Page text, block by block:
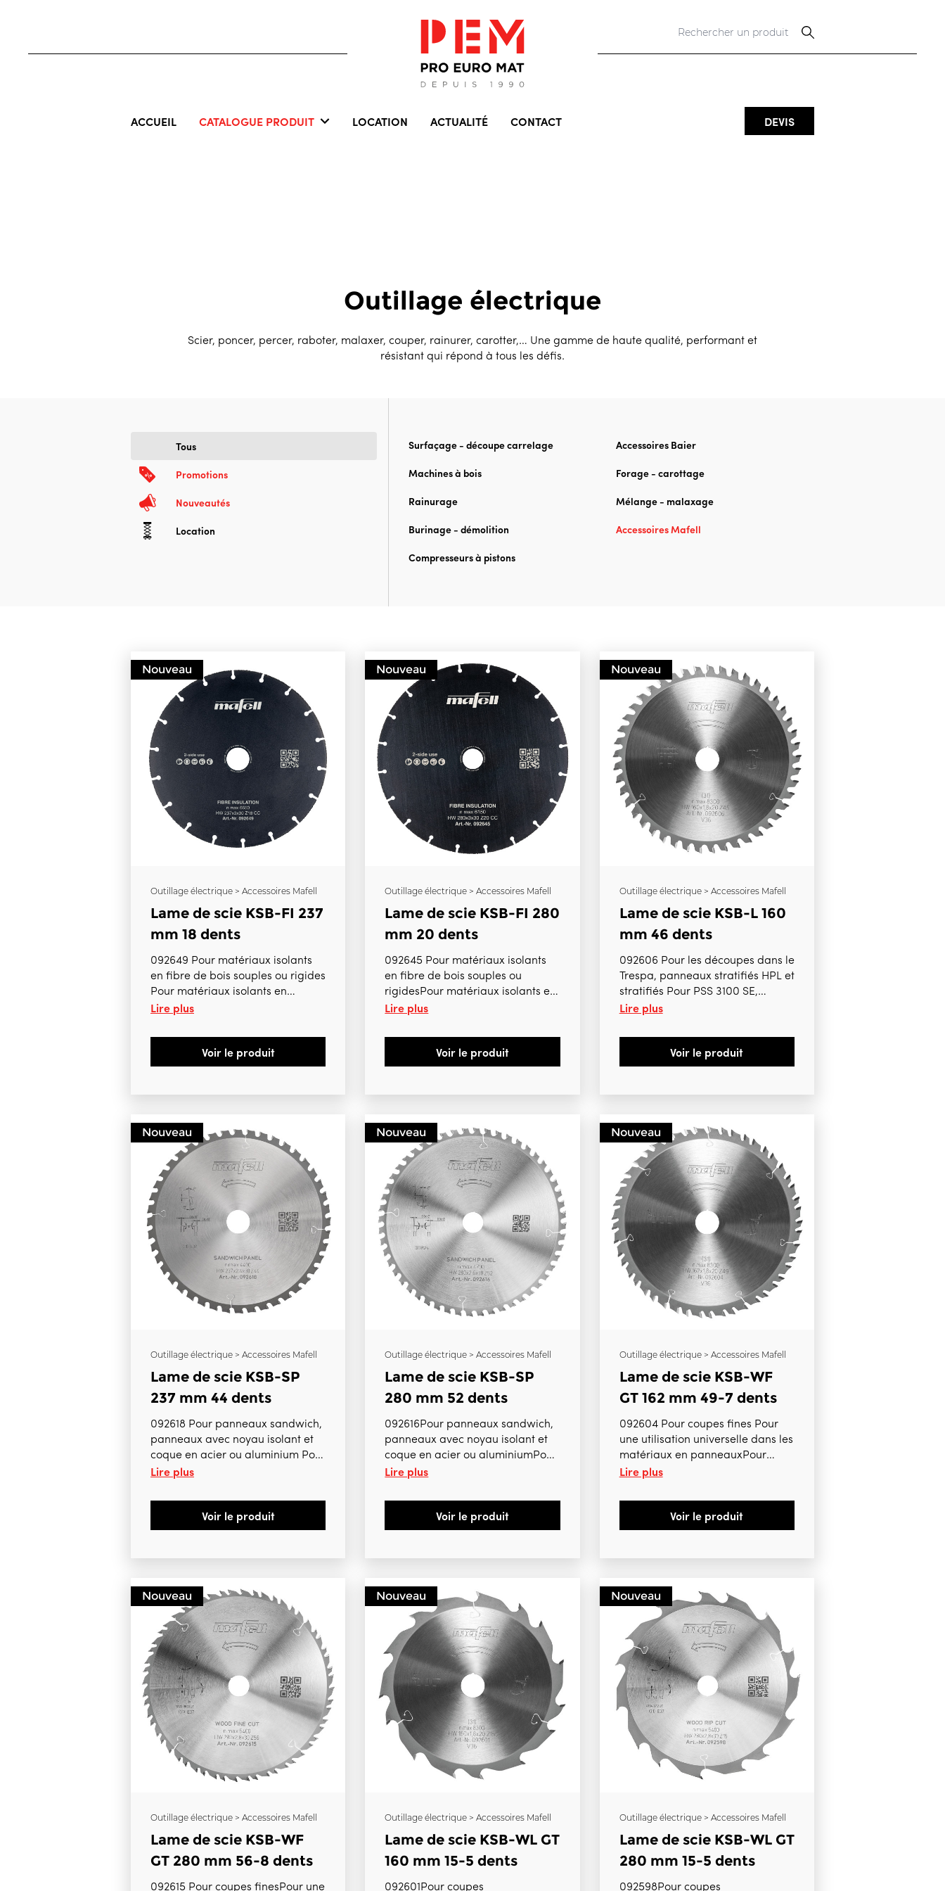
ACCUEIL CATALOGUE PRODUIT LOCATION ACTUALITÉ CONTACT DEVIS
Outillage électrique
Scier, poncer, percer, raboter, malaxer, couper, rainurer, carotter,… Une gamme de haute qualité, performant et
résistant qui répond à tous les défis.
Tous
Promotions
Nouveautés
Location
Surfaçage - découpe carrelage
Accessoires Baier
Machines à bois
Forage - carottage
Rainurage
Mélange - malaxage
Burinage - démolition
Accessoires Mafell
Compresseurs à pistons
Nouveau
Outillage électrique > Accessoires Mafell
Lame de scie KSB-FI 237
mm 18 dents
092649 Pour matériaux isolants
en fibre de bois souples ou rigides
Pour matériaux isolants en
mousse PVC rigide ( styrodur)
Pour panneaux légers en laine de
bois Pour K85, KSS80/370, K85-18
Lire plus
Voir le produit
Nouveau
Outillage électrique > Accessoires Mafell
Lame de scie KSB-FI 280
mm 20 dents
092645 Pour matériaux isolants
en fibre de bois souples ou
rigidesPour matériaux isolants en
mousse PVC rigide (
enduitsPour panneaux légers en
laine de boisPour K105, K105-18
Lire plus
Voir le produit
Nouveau
Outillage électrique > Accessoires Mafell
Lame de scie KSB-L 160
mm 46 dents
092606 Pour les découpes dans le
Trespa, panneaux stratifiés HPL et
stratifiés Pour PSS 3100 SE,
MT55cc, MS55, MT55 18Mbl, MS
Lire plus
Voir le produit
Nouveau
Outillage électrique > Accessoires Mafell
Lame de scie KSB-SP
237 mm 44 dents
092618 Pour panneaux sandwich,
panneaux avec noyau isolant et
coque en acier ou aluminium Pour
K85, KSS80/370, K85-18
Lire plus
Voir le produit
Nouveau
Outillage électrique > Accessoires Mafell
Lame de scie KSB-SP
280 mm 52 dents
092616Pour panneaux sandwich,
panneaux avec noyau isolant et
coque en acier ou aluminiumPour
K105, K105-18
Lire plus
Voir le produit
Nouveau
Outillage électrique > Accessoires Mafell
Lame de scie KSB-WF
GT 162 mm 49-7 dents
092604 Pour coupes fines Pour
une utilisation universelle dans les
matériaux en panneauxPour
MT55cc, MT55 18Mbl
Lire plus
Voir le produit
Nouveau
Outillage électrique > Accessoires Mafell
Lame de scie KSB-WF
GT 280 mm 56-8 dents
092615 Pour coupes finesPour une
Nouveau
Outillage électrique > Accessoires Mafell
Lame de scie KSB-WL GT
160 mm 15-5 dents
092601Pour coupes
Nouveau
Outillage électrique > Accessoires Mafell
Lame de scie KSB-WL GT
280 mm 15-5 dents
092598Pour coupes